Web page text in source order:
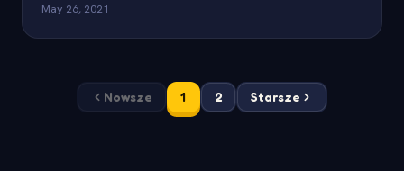
May 26, 2021
Nowsze 1 2 Starsze